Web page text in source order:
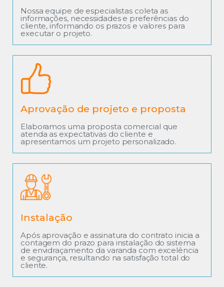
Nossa equipe de especialistas coleta as
informações, necessidades e preferências do
cliente, informando os prazos e valores para
executar o projeto.
Aprovação de projeto e proposta
Elaboramos uma proposta comercial que
atenda as expectativas do cliente e
apresentamos um projeto personalizado.
Instalação
Após aprovação e assinatura do contrato inicia a
contagem do prazo para instalação do sistema
de envidraçamento da varanda com excelência
e segurança, resultando na satisfação total do
cliente.